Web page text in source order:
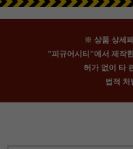
※ 상품 상세
"피규어시티"에서 제작
허가 없이 타
법적 처